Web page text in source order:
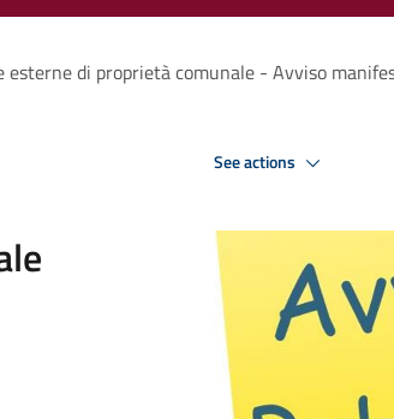
di proprietà comunale - Avviso
See actions